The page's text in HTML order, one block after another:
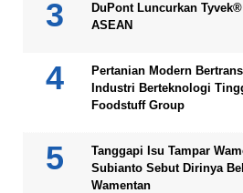
DuPont Luncurkan
ASEAN
Pertanian Modern
Industri Berteknologi
Foodstuff Group
Tanggapi Isu Tampar
Subianto Sebut Dirinya
Wamentan